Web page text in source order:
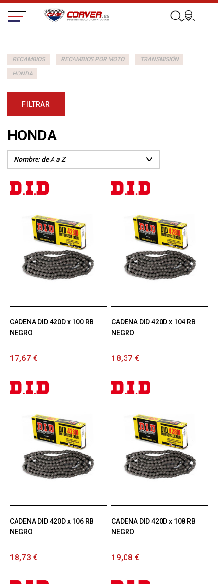
RECAMBIOS RECAMBIOS POR MOTO TRANSMISIÓN
HONDA
FILTRAR
HONDA
CADENA DID 420D x 100 RB
NEGRO
17,67 €
CADENA DID 420D x 104 RB
NEGRO
18,37 €
CADENA DID 420D x 106 RB
NEGRO
18,73 €
CADENA DID 420D x 108 RB
NEGRO
19,08 €